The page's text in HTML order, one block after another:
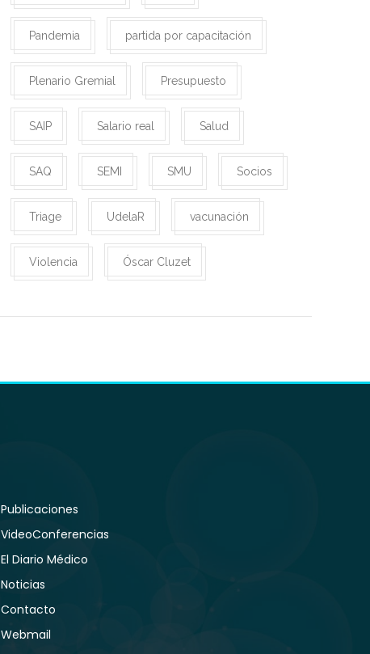
Pandemia partida por capacitación
Plenario Gremial Presupuesto
SAIP Salario real Salud
SAQ SEMI SMU Socios
Triage UdelaR vacunación
Violencia Óscar Cluzet
Publicaciones
VideoConferencias
El Diario Médico
Noticias
Contacto
Webmail